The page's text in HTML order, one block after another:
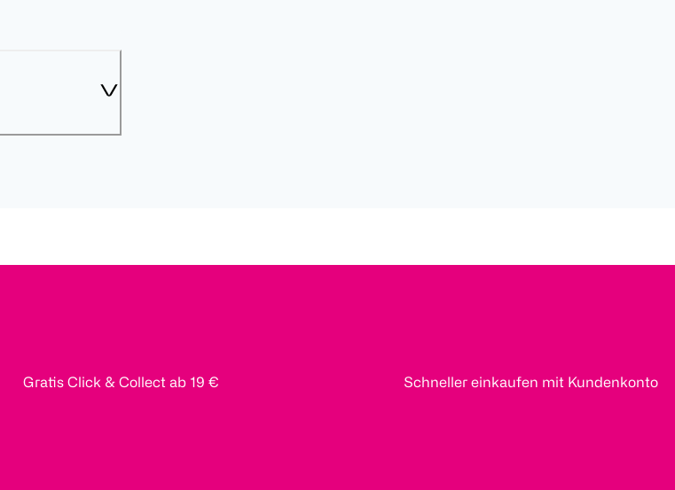
Gratis Click & Collect ab 19 € Schneller einkaufen mit Kundenkonto